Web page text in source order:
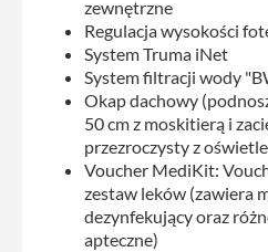
zewnętrzne
Regulacja wysokości
System Truma iNet
System filtracji wody
Okap dachowy
50 cm z moskitierą i
przezroczysty z
Voucher MediKit:
zestaw leków (zawiera
dezynfekujący oraz
apteczne)